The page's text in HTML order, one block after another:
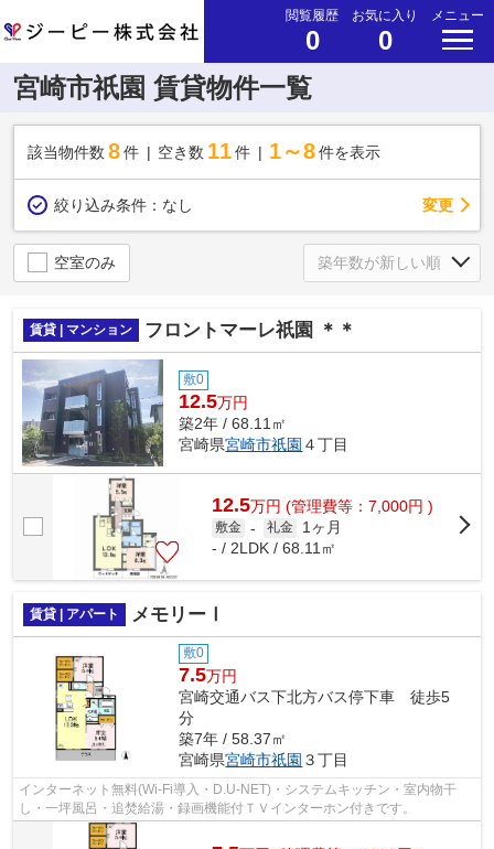
閲覧履歴
0
お気に入り
0
メニュー
宮崎市祇園 賃貸物件一覧
該当物件数 8件 空き数 11 件 1～8 件を表示
絞り込み条件： なし 変更
空室のみ
賃貸 | マンション フロントマーレ祇園 ＊＊
敷0
12.5万円
築2年 / 68.11㎡
宮崎県宮崎市祇園 ４丁目
12.5万円 (管理費等：7,000円 )
敷金 - 礼金
1ヶ月
- / 2LDK / 68.11㎡
賃貸 | アパート メモリーⅠ
敷0
7.5万円
宮崎交通バス下北方バス停下車 徒歩5
分
築7年 / 58.37㎡
宮崎県宮崎市祇園 ３丁目
インターネット無料(Wi-Fi導入・D.U-NET)・システムキッチン・室内物干
し・一坪風呂・追焚給湯・録画機能付ＴＶインターホン付きです。